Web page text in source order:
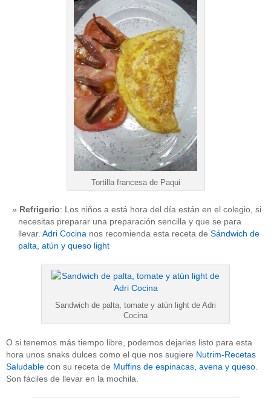
Tortilla francesa de Paqui
Refrigerio: Los niños a está hora del día están en el colegio, si
necesitas preparar una preparación sencilla y que se para
llevar. Adri Cocina nos recomienda esta receta de Sándwich de
palta, atún y queso light
Sandwich de palta, tomate y atún light de Adri
Cocina
O si tenemos más tiempo libre, podemos dejarles listo para esta
hora unos snaks dulces como el que nos sugiere Nutrim-Recetas
Saludable con su receta de Muffins de espinacas, avena y queso.
Son fáciles de llevar en la mochila.